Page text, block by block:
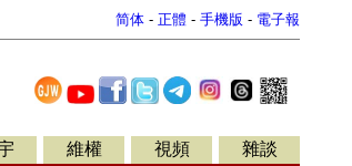
简体 - 正體 - 手機版 - 電子報
維權 視頻 雜談